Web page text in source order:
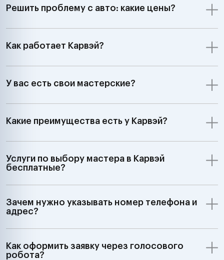
Решить проблему с авто: какие цены?
Как работает Карвэй?
У вас есть свои мастерские?
Какие преимущества есть у Карвэй?
Услуги по выбору мастера в Карвэй
бесплатные?
Зачем нужно указывать номер телефона и
адрес?
Как оформить заявку через голосового
робота?